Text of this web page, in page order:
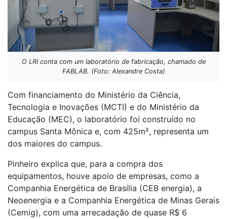
O LRI conta com um laboratório de fabricação, chamado de
FABLAB. (Foto: Alexandre Costa)
Com financiamento do Ministério da Ciência,
Tecnologia e Inovações (MCTI) e do Ministério da
Educação (MEC), o laboratório foi construído no
campus Santa Mônica e, com 425m², representa um
dos maiores do campus.
Pinheiro explica que, para a compra dos
equipamentos, houve apoio de empresas, como a
Companhia Energética de Brasília (CEB energia), a
Neoenergia e a Companhia Energética de Minas Gerais
(Cemig), com uma arrecadação de quase R$ 6